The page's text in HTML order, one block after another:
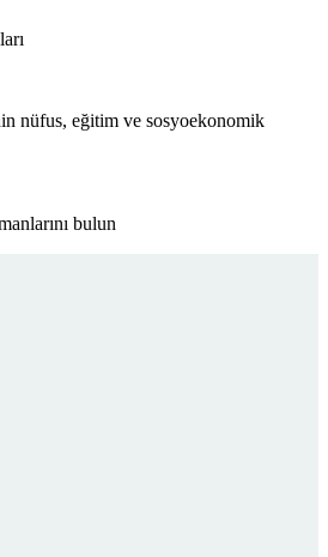
nüfus, eğitim ve sosyoekonomik
bulun